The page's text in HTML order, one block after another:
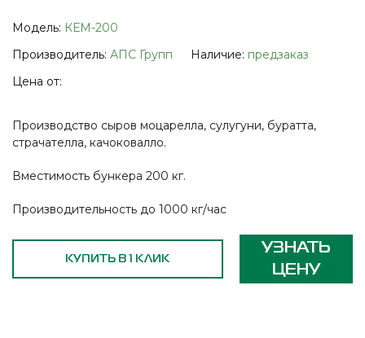
Модель: КЕМ-200
Производитель: АПС Групп Наличие: предзаказ
Цена от:
Производство сыров моцарелла, сулугуни, буратта,
страчателла, качоковалло.
Вместимость бункера 200 кг.
Производительность до 1000 кг/час
КУПИТЬ В 1 КЛИК
УЗНАТЬ
ЦЕНУ